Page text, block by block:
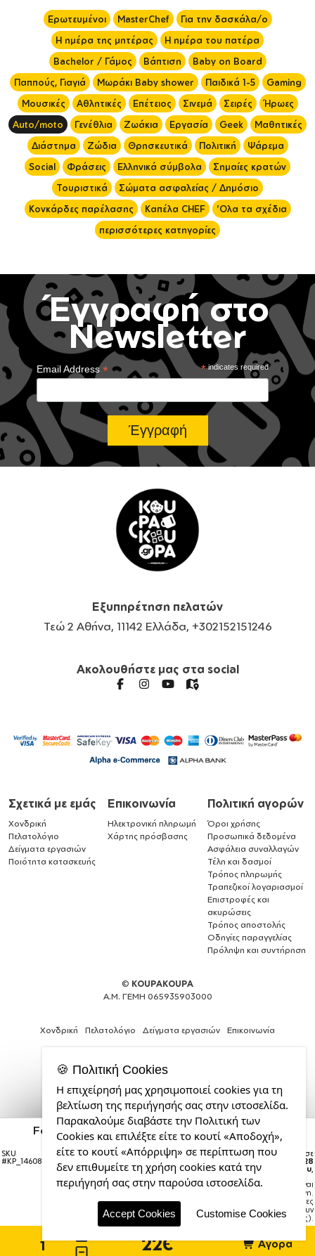
Ford, Μεταλλικό παγούρι θερμός Glitter χρυσό
(Stainless steel), διπλού τοιχώματος, 500ml
SKU
#KP_14608_500ssThermoGlitterGold
Η παραγγελία σας θα παραδοθεί σε
courier έως την Παρασκευή 28
Αυγούστου,
Σημείωση:Η παράδοση στο courier είναι
εκτιμώμενη.
1–3 εργάσιμες
ημέρες (ενδέχεται να υπάρξουν
καθυστερήσεις).
22€ Αγορά
Ερωτευμένοι MasterChef
Για την δασκάλα/ο
Η ημέρα της μητέρας
Η ημέρα του πατέρα
Bachelor / Γάμος
Βάπτιση
Baby on Board
Παππούς, Γιαγιά
Μωράκι Baby shower Παιδικά 1-5
Gaming
Μουσικές
Αθλητικές Επέτειος Σινεμά Σειρές
Ήρωες
Auto/moto
Γενέθλια Ζωάκια Εργασία Geek
Μαθητικές
Διάστημα
Ζώδια Θρησκευτικά Πολιτική
Ψάρεμα
Social
Φράσεις Ελληνικά σύμβολα
Σημαίες κρατών
Τουριστικά
Σώματα ασφαλείας / Δημόσιο
Κονκάρδες παρέλασης
Καπέλα CHEF
'Ολα τα σχέδια
περισσότερες κατηγορίες
Έγγραφή στο
Newsletter
*indicates required
Email Address*
Εξυπηρέτηση πελατών
Τεώ 2 Αθήνα, 11142 Ελλάδα, +302152151246
Ακολουθήστε μας στα social
Σχετικά με εμάς
Χονδρική
Πελατολόγιο
Δείγματα εργασιών
Ποιότητα κατασκευής
Επικοινωνία
Ηλεκτρονική πληρωμή
Χάρτης πρόσβασης
Πολιτική αγορών
Όροι χρήσης
Προσωπικά δεδομένα
Ασφάλεια συναλλαγών
Τέλη και δασμοί
Τρόπος πληρωμής
Τραπεζικοί λογαριασμοί
Επιστροφές και
ακυρώσεις
Τρόπος αποστολής
Οδηγίες παραγγελίας
Πρόληψη και συντήρηση
© KOUPAKOUPA
Α.Μ. ΓΕΜΗ 065935903000
Χονδρική Πελατολόγιο Δείγματα εργασιών Επικοινωνία
Κατασκευή
ιστοσελίδων
και
Web
Design
από
την
CDL.gr
🍪 Πολιτική Cookies
Η επιχείρησή μας χρησιμοποιεί cookies για τη
βελτίωση της περιήγησής σας στην ιστοσελίδα.
Παρακαλούμε διαβάστε την Πολιτική των
Cookies και επιλέξτε είτε το κουτί «Αποδοχή»,
είτε το κουτί «Απόρριψη» σε περίπτωση που
δεν επιθυμείτε τη χρήση cookies κατά την
περιήγησή σας στην παρούσα ιστοσελίδα.
Accept Cookies Customise Cookies